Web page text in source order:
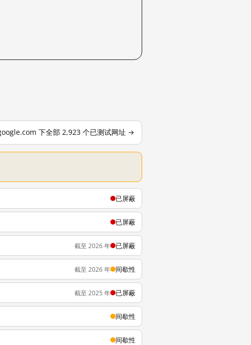
下全部 2,923 个已测试网址 →
已屏蔽
已屏蔽
截至 2026 年 已屏蔽
截至 2026 年 间歇性
截至 2025 年 已屏蔽
间歇性
间歇性